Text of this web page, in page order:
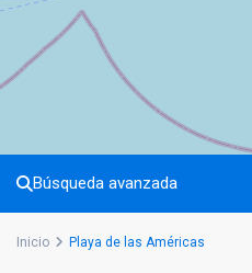
Búsqueda avanzada
Inicio Playa de las Américas